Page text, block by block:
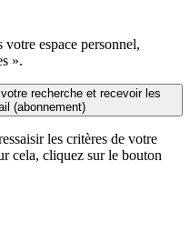
espace personnel,
».
recherche et recevoir les
(abonnement)
les critères de votre
cela, cliquez sur le bouton